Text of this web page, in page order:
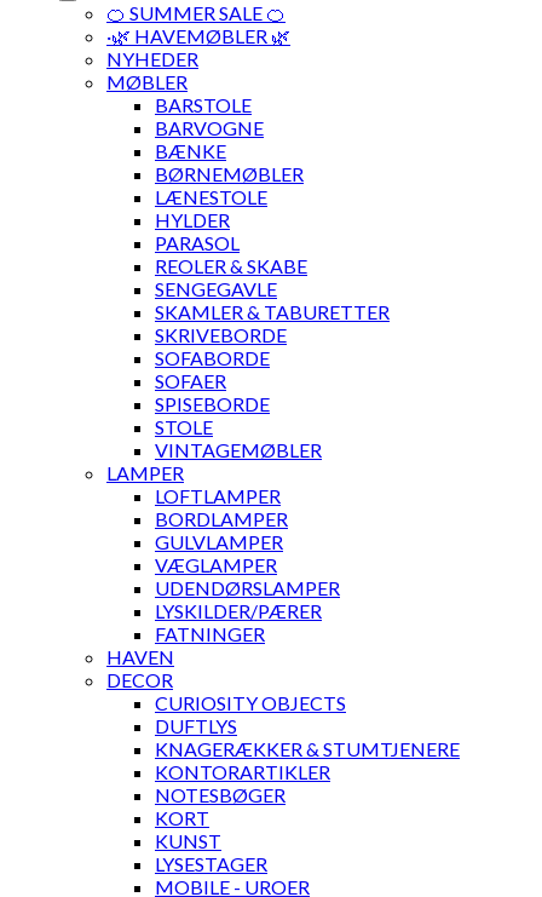
🍊 SUMMER SALE 🍊
·🌿 HAVEMØBLER 🌿
NYHEDER
MØBLER
BARSTOLE
BARVOGNE
BÆNKE
BØRNEMØBLER
LÆNESTOLE
HYLDER
PARASOL
REOLER & SKABE
SENGEGAVLE
SKAMLER & TABURETTER
SKRIVEBORDE
SOFABORDE
SOFAER
SPISEBORDE
STOLE
VINTAGEMØBLER
LAMPER
LOFTLAMPER
BORDLAMPER
GULVLAMPER
VÆGLAMPER
UDENDØRSLAMPER
LYSKILDER/PÆRER
FATNINGER
HAVEN
DECOR
CURIOSITY OBJECTS
DUFTLYS
KNAGERÆKKER & STUMTJENERE
KONTORARTIKLER
NOTESBØGER
KORT
KUNST
LYSESTAGER
MOBILE - UROER